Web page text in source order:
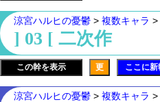
涼宮ハルヒの憂鬱 > 複数キャラ >
] 03 [ 二次作
この幹を表示 更 ここに
涼宮ハルヒの憂鬱 > 複数キャラ >